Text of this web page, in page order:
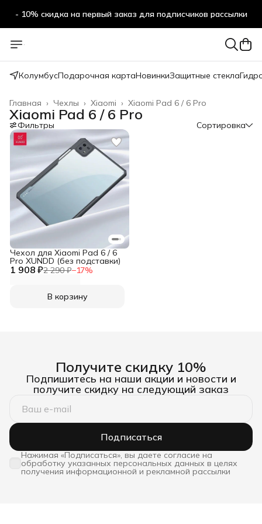
- 10% скидка на первый заказ для подписчиков рассылки
КолумбусПодарочная картаНовинкиЗащитные стекла
Xiaomi Pad 6 / 6 Pro
Xiaomi ›
Чехлы ›
Главная ›
Xiaomi Pad 6 / 6 Pro
Фильтры Сортировка
1 908 ₽2 290 ₽−17%
Чехол для Xiaomi Pad 6 / 6
Pro XUNDD (без подставки)
В корзину
Получите скидку 10%
Подпишитесь на наши акции и новости и
получите скидку на следующий заказ
Подписаться
Нажимая «Подписаться», вы даете согласие на
обработку указанных персональных данных в целях
получения информационной и рекламной рассылки